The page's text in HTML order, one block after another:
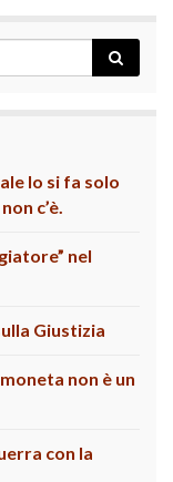
lo si fa solo
c’è.
nel
Giustizia
non è un
con la